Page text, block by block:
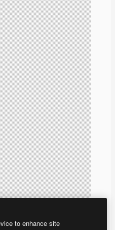
to enhance site